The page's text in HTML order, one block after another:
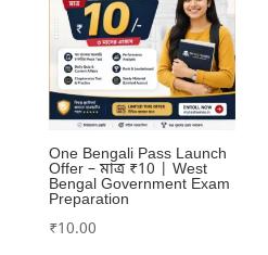
One Bengali Pass Launch
Offer – মাত্র ₹10 | West
Bengal Government Exam
Preparation
₹10.00